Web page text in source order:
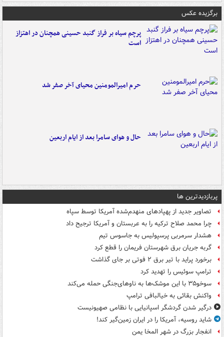
برگزیده عکس
پرچم سیاه بر فراز گنبد حسینی همچنان در اهتزاز
است
حرم امیرالمومنین محیای آخر صفر شد
حال و هوای سامرا بعد از ایام اربعین
پربازدیدترین ها
تصاویر جدید از پهپادهای منهدم‌شده آمریکا توسط سپاه
چرا محمد صلاح ترکیه را به عربستان و آمریکا ترجیح داد
هشدار سرمربی پرسپولیس به جاسوس تیم
گربه جریان برق شهرستان فریمان را قطع کرد
برخورد پراید با تیر برق ۲ فوتی بر جای گذاشت
ترامپ سوئیس را تهدید کرد
سوخو۳۵ با این موشک‌ها به ناوهای‌جنگی حمله می‌کند
واکنش بقائی به خیالبافی ترامپ
درگیر شدن گردشگر اسپانیایی با نظامی صهیونیست
شاید روسیه، آمریکا را در ایران زمین‌گیر کند!
انفجار بزرگ در شهر المخا یمن